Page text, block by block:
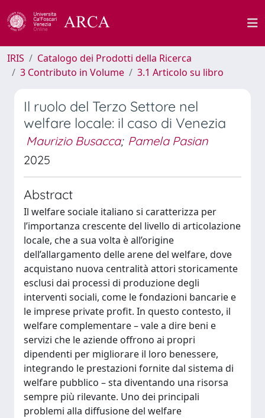
IRIS
Catalogo dei Prodotti della Ricerca
3 Contributo in Volume
3.1 Articolo su libro
Il ruolo del Terzo Settore nel
welfare locale: il caso di Venezia
Maurizio Busacca; Pamela Pasian
2025
Abstract
Il welfare sociale italiano si caratterizza per
l’importanza crescente del livello di articolazione
locale, che a sua volta è all’origine
dell’allargamento delle arene del welfare, dove
acquistano nuova centralità attori storicamente
esclusi dai processi di produzione degli
interventi sociali, come le fondazioni bancarie e
le imprese private profit. In questo contesto, il
welfare complementare – vale a dire beni e
servizi che le aziende offrono ai propri
dipendenti per migliorare il loro benessere,
integrando le prestazioni fornite dal sistema di
welfare pubblico – sta diventando una risorsa
sempre più rilevante. Uno dei principali
problemi alla diffusione del welfare